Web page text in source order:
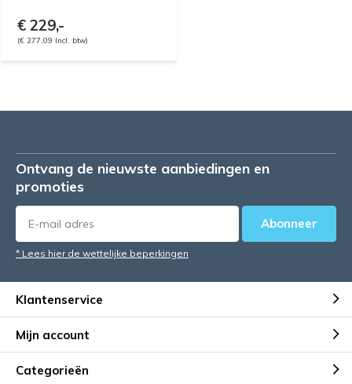
€ 229,-
(€ 277,09 Incl. btw)
Ontvang de nieuwste aanbiedingen en
promoties
Abonneer
* Lees hier de wettelijke beperkingen
Klantenservice
Mijn account
Categorieën